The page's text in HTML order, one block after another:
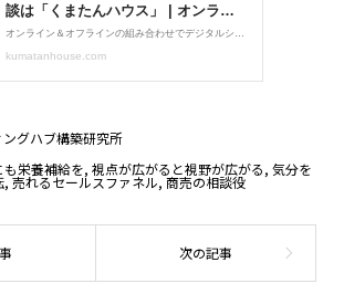
グハブ構築研究所
栄養補給を, 視点が広がると視野が広がる, 気分を
,売れるセールスファネル,商売の相談役